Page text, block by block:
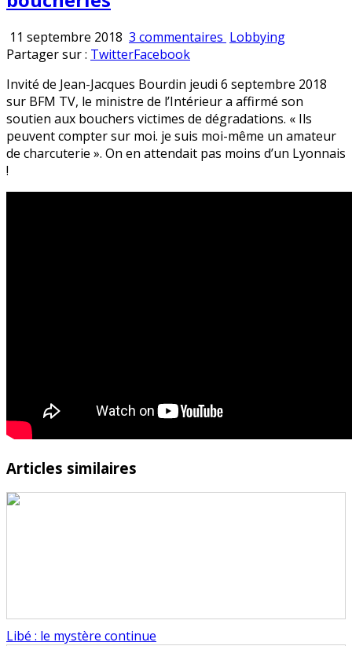
11 septembre 2018 3 commentaires sur
la
dictature »
dénonce
Gérard
Collomb
propos
Publié
Lobbying
Partager sur : TwitterFacebook
Invité de Jean-Jacques Bourdin jeudi 6 septembre 2018
sur BFM TV, le ministre de l’Intérieur a affirmé son
soutien aux bouchers victimes de dégradations. « Ils
peuvent compter sur moi. je suis moi-même un amateur
de charcuterie ». On en attendait pas moins d’un Lyonnais
!
Articles similaires
Libé : le mystère continue